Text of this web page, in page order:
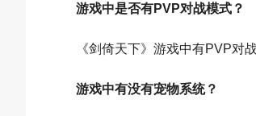
游戏中是否有PVP对战模式？
《剑倚天下》游戏中有PVP对
游戏中有没有宠物系统？